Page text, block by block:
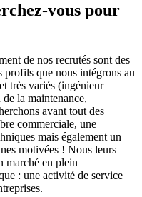
vous pour
de nos recrutés sont des
profils que nous intégrons au
très variés (ingénieur
la maintenance,
avant tout des
commerciale, une
mais également un
motivées ! Nous leurs
marché en plein
: une activité de service